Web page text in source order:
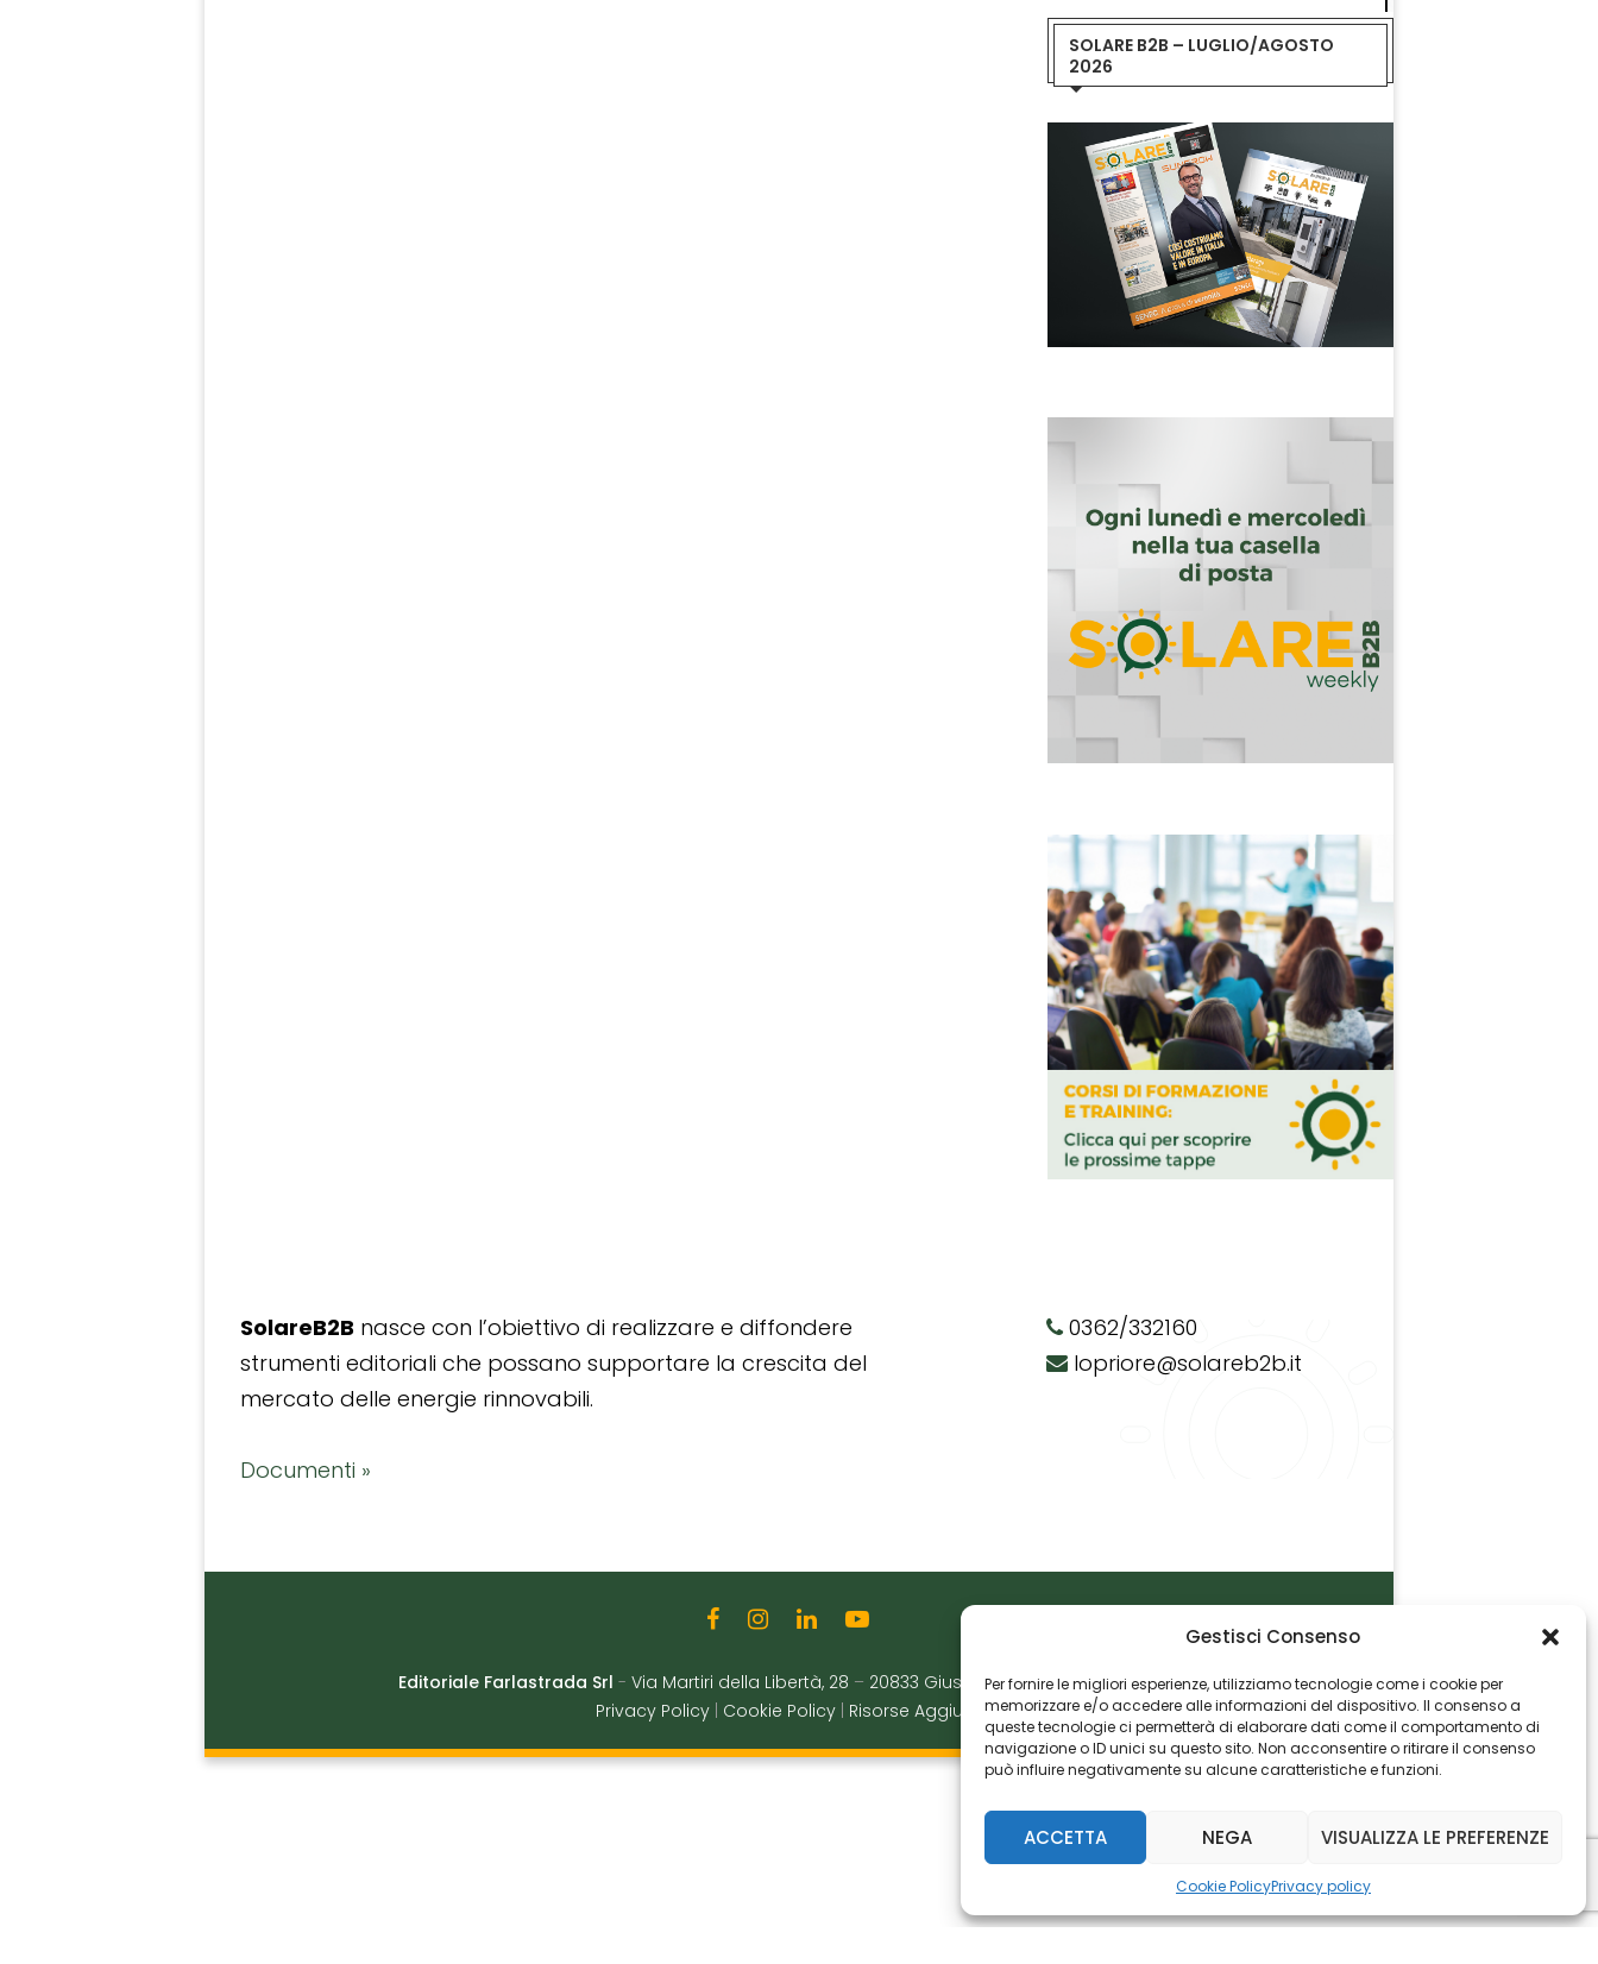
Gestisci Consenso
Per fornire le migliori esperienze, utilizziamo tecnologie come i cookie per
memorizzare e/o accedere alle informazioni del dispositivo. Il consenso a
queste tecnologie ci permetterà di elaborare dati come il comportamento di
navigazione o ID unici su questo sito. Non acconsentire o ritirare il consenso
può influire negativamente su alcune caratteristiche e funzioni.
ACCETTA NEGA VISUALIZZA LE PREFERENZE
Cookie PolicyPrivacy policy
SOLARE B2B – LUGLIO/AGOSTO
2026
SolareB2B nasce con l’obiettivo di realizzare e diffondere
strumenti editoriali che possano supportare la crescita del
mercato delle energie rinnovabili.
Documenti »
0362/332160
lopriore@solareb2b.it
Editoriale Farlastrada Srl - Via Martiri della Libertà, 28 – 20833 Giussano (MB) | P.I. 06982770965
Privacy Policy
Cookie Policy Risorse Aggiuntive